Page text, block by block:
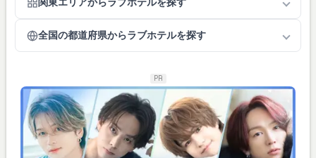
全国の都道府県からラブホテルを探す
PR